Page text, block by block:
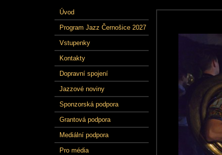
Úvod
Program Jazz Černošice 2027
Vstupenky
Kontakty
Dopravní spojení
Jazzové noviny
Sponzorská podpora
Grantová podpora
Mediální podpora
Pro média